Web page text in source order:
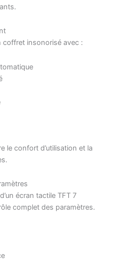
coffret insonorisé avec :
le confort d’utilisation et la
écran tactile TFT 7
complet des paramètres.